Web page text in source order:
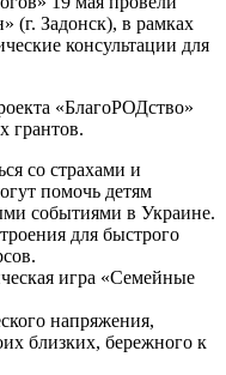
Задонск), в рамках
консультации для
«БлагоРОДство»
грантов.
со страхами и
помочь детям
событиями в Украине.
для быстрого
игра «Семейные
напряжения,
близких, бережного к